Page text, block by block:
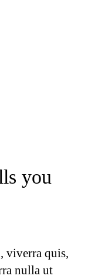
you
viverra quis,
nulla ut